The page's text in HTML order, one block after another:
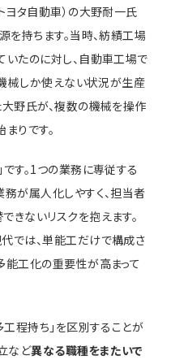
ヨタ自動車）の大野耐一氏
を持ちます。当時、紡績工場
たのに対し、自動車工場で
械しか使えない状況が生産
野氏が、複数の機械を操作
りです。
す。1つの業務に専従する
が属人化しやすく、担当者
ないリスクを抱えます。
では、単能工だけで構成さ
能工化の重要性が高まって
工程持ち」を区別することが
など異なる職種をまたいで